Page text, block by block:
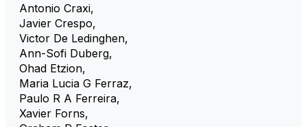
Antonio Craxi,
Javier Crespo,
Victor De Ledinghen,
Ann-Sofi Duberg,
Ohad Etzion,
Maria Lucia G Ferraz,
Paulo R A Ferreira,
Xavier Forns,